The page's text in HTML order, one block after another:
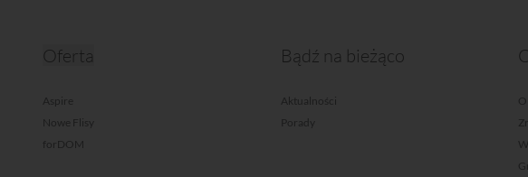
Oferta
Aspire
Nowe Flisy
forDOM
Bądź na bieżąco
Aktualności
Porady
O